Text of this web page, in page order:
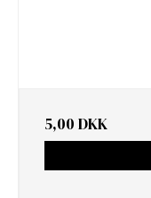
5,00 DKK